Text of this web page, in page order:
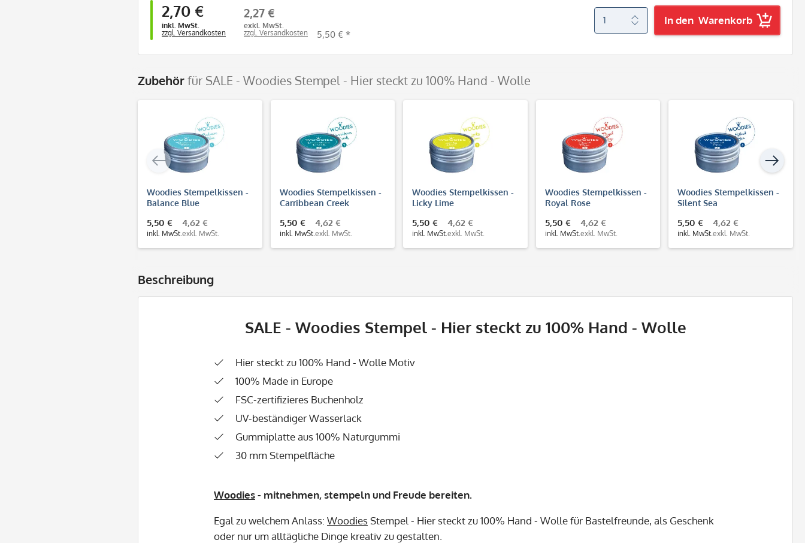
2,70 €
inkl. MwSt.
zzgl. Versandkosten
2,27 €
exkl. MwSt.
zzgl. Versandkosten
5,50 € *
In den Warenkorb
Zubehörfür SALE - Woodies Stempel - Hier steckt zu 100% Hand - Wolle
Woodies Stempelkissen -
Balance Blue
5,50 €
inkl. MwSt.
4,62 €
exkl. MwSt.
Woodies Stempelkissen -
Carribbean Creek
5,50 €
inkl. MwSt.
4,62 €
exkl. MwSt.
Woodies Stempelkissen -
Licky Lime
5,50 €
inkl. MwSt.
4,62 €
exkl. MwSt.
Woodies Stempelkissen -
Royal Rose
5,50 €
inkl. MwSt.
4,62 €
exkl. MwSt.
Woodies Stempelkissen -
Silent Sea
5,50 €
inkl. MwSt.
4,62 €
exkl. MwSt.
Beschreibung
SALE - Woodies Stempel - Hier steckt zu 100% Hand - Wolle
Hier steckt zu 100% Hand - Wolle Motiv
100% Made in Europe
FSC-zertifizieres Buchenholz
UV-beständiger Wasserlack
Gummiplatte aus 100% Naturgummi
30 mm Stempelfläche
Woodies- mitnehmen, stempeln und Freude bereiten.
Egal zu welchem Anlass: WoodiesStempel - Hier steckt zu 100% Hand - Wolle für Bastelfreunde, als Geschenk
oder nur um alltägliche Dinge kreativ zu gestalten.